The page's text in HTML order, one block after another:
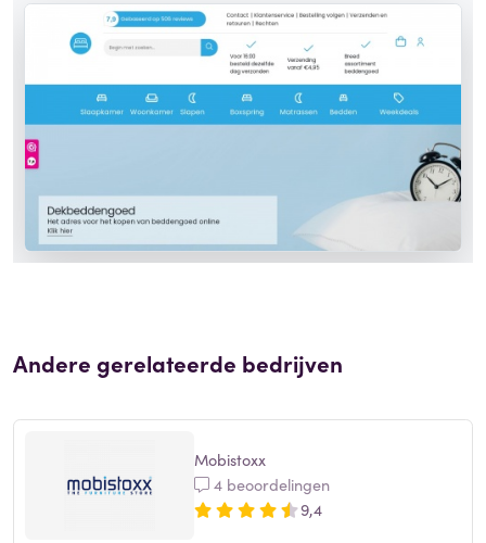
Andere gerelateerde bedrijven
Mobistoxx
4 beoordelingen
9,4